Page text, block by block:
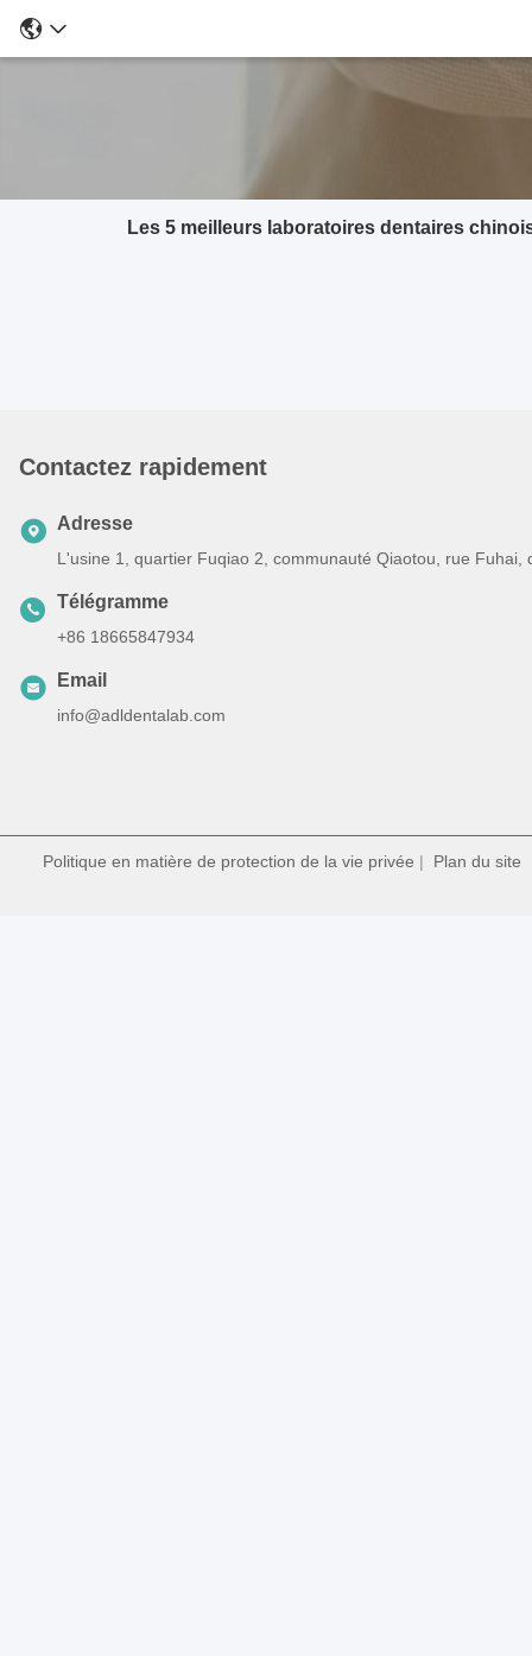
Les 5 meilleurs laboratoires dentaires
Contactez rapidement
Adresse
L'usine 1, quartier Fuqiao 2, communauté Qiaotou, rue
Télégramme
+86 18665847934
Email
info@adldentalab.com
Politique en matière de protection de la vie privée | Plan du site